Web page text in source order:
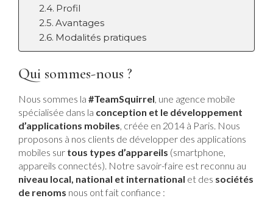
Profil
Avantages
Modalités pratiques
Qui sommes-nous ?
Nous sommes la #TeamSquirrel, une agence mobile
spécialisée dans la conception et le développement
d’applications mobiles, créée en 2014 à Paris. Nous
proposons à nos clients de développer des applications
mobiles sur tous types d’appareils (smartphone,
appareils connectés). Notre savoir-faire est reconnu au
niveau local, national et international et des sociétés
de renoms nous ont fait confiance :